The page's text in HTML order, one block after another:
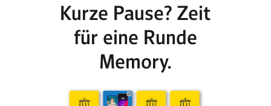
Kurze Pause? Zeit
für eine Runde
Memory.